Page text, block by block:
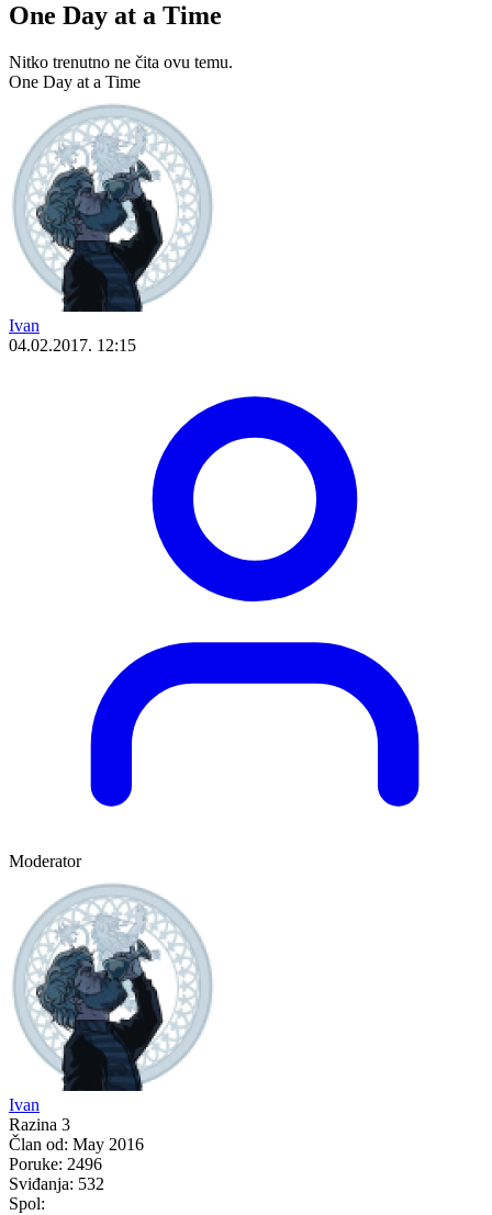
One Day at a Time
Nitko trenutno ne čita ovu temu.
One Day at a Time
Ivan
04.02.2017. 12:15
Moderator
Ivan
Razina 3
Član od: May 2016
Poruke: 2496
Sviđanja: 532
Spol: